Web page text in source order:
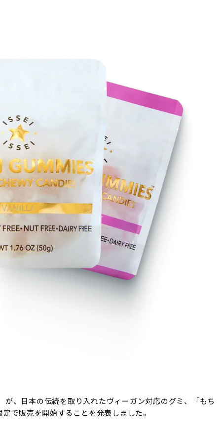
、日本の伝統を取り入れたヴィーガン対応のグミ、「もち
で販売を開始することを発表しました。